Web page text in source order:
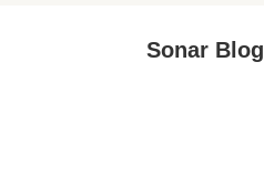
Sonar Blog